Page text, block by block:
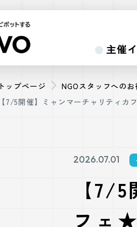
主催
トップページ
NGOスタッフへの
【7/5開催】ミャンマーチャリティ
2026.07.01
【7/
フェ